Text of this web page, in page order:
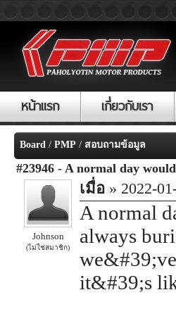
หน้าแรก เกี่ยวกับเรา
Board / PMP / สอบถามข้อมูล
#23946 - A normal day
Johnson
(ไม่ใช่สมาชิก)
เมื่อ » 2022-
A normal
always
it&#39;s